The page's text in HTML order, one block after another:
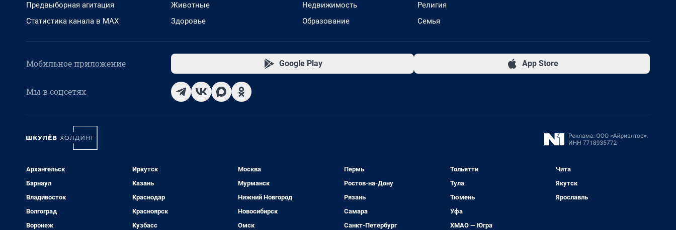
Предвыборная агитация
Статистика канала в MAX
Животные
Здоровье
Недвижимость
Образование
Религия
Семья
Мобильное приложение Google Play App Store
Мы в соцсетях
Архангельск
Барнаул
Владивосток
Волгоград
Воронеж
Иркутск
Казань
Краснодар
Красноярск
Кузбасс
Москва
Мурманск
Нижний Новгород
Новосибирск
Омск
Пермь
Ростов-на-Дону
Рязань
Самара
Санкт-Петербург
Тольятти
Тула
Тюмень
Уфа
ХМАО — Югра
Чита
Якутск
Ярославль